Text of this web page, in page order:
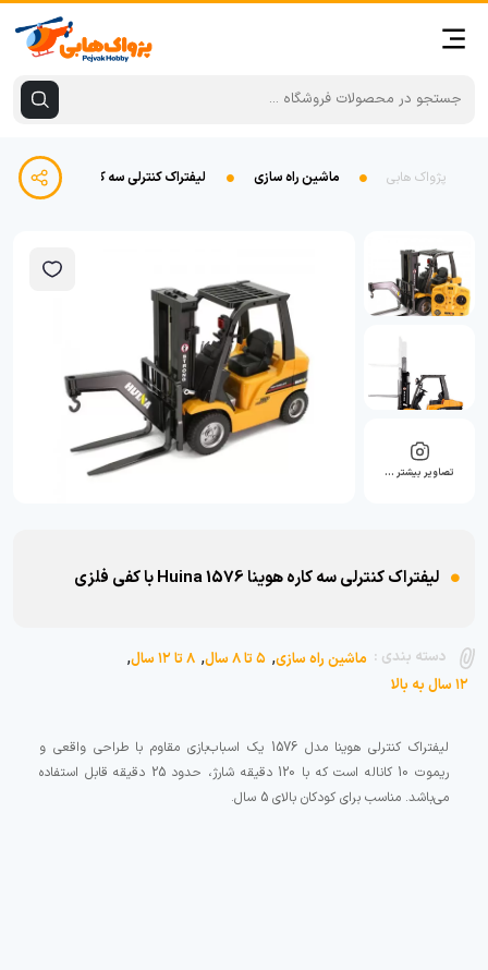
پژواک هابی ماشین راه سازی لیفتراک کنترلی سه کاره هوینا Huina 1576 با کفی فلزی
تصاویر بیشتر …
لیفتراک کنترلی سه کاره هوینا Huina 1576 با کفی فلزی
دسته بندی : ماشین راه سازی, ۵ تا ۸ سال , ۸ تا ۱۲ سال ,
۱۲ سال به بالا
لیفتراک کنترلی هوینا مدل 1576 یک اسباب‌بازی مقاوم با طراحی واقعی و
ریموت 10 کاناله است که با 120 دقیقه شارژ، حدود 25 دقیقه قابل استفاده
می‌باشد. مناسب برای کودکان بالای 5 سال.